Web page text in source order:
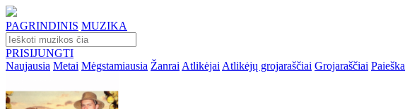
PAGRINDINIS MUZIKA
PRISIJUNGTI
Naujausia Metai Mėgstamiausia Žanrai Atlikėjai Atlikėjų grojaraščiai Grojaraščiai Paieška